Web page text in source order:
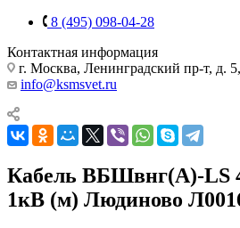
8 (495) 098-04-28
Контактная информация
г. Москва, Ленинградский пр-т, д.
info@ksmsvet.ru
Кабель ВБШвнг(А)-LS
1кВ (м) Людиново